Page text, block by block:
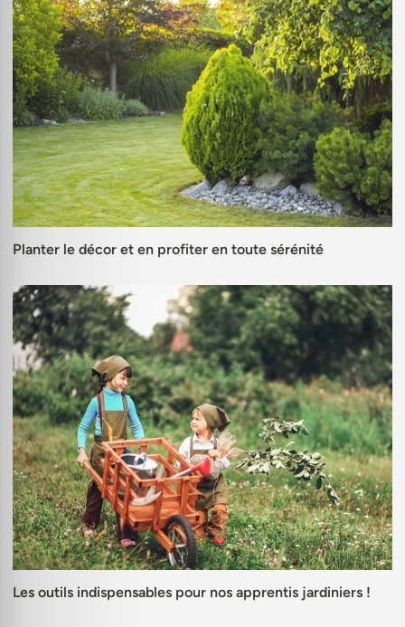
Planter le décor et en profiter en toute sérénité
Les outils indispensables pour nos apprentis jardiniers !